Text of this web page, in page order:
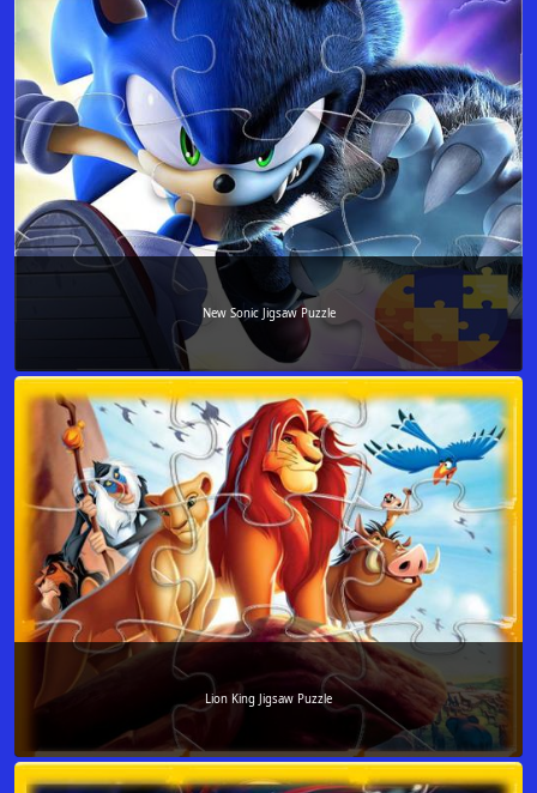
New Sonic Jigsaw Puzzle
Lion King Jigsaw Puzzle